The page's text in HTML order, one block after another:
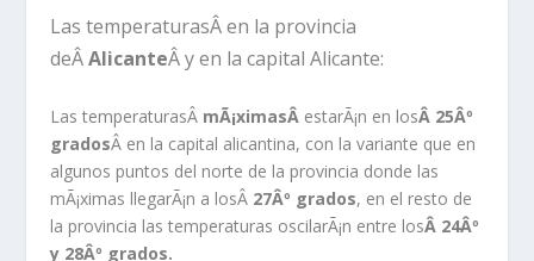
Las temperaturasÂ en la provincia
deÂAlicanteÂ y en la capital Alicante:
Las temperaturasÂ mÃ¡ximasÂ estarÃ¡n en losÂ 25Âº
gradosÂ en la capital alicantina, con la variante que en
algunos puntos del norte de la provincia donde las
mÃ¡ximas llegarÃ¡n a losÂ 27Âº grados, en el resto de
la provincia las temperaturas oscilarÃ¡n entre losÂ 24Âº
y 28Âº grados.